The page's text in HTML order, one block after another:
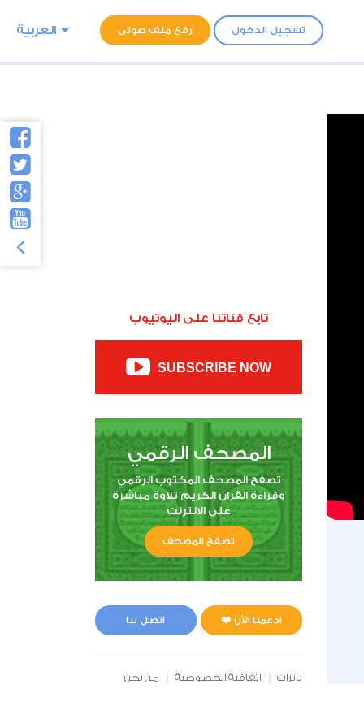
تسجيل الدخول رفع ملف صوتى العربية
تابع قناتنا على اليوتيوب
SUBSCRIBE NOW
المصحف الرقمي
تصفح المصحف المكتوب الرقمي
وقراءة القران الكريم تلاوة مباشرة
على الانترنت
تصفح المصحف
ادعمنا الآن ❤️ اتصل بنا
بانرات اتفاقية الخصوصية من نحن